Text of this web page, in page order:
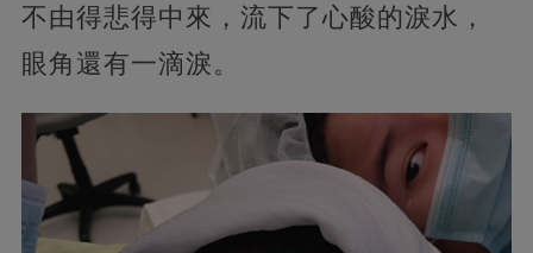
不由得悲得中來，流下了心酸的淚水，
眼角還有一滴淚。